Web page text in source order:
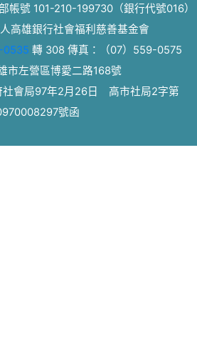
帳號 101-210-199730（銀行代號016）
高雄銀行社會福利慈善基金會
0535 轉 308 傳真：
（07）559-0575
市左營區博愛二路168號
社會局97年2月26日 高市社局2字第
號函